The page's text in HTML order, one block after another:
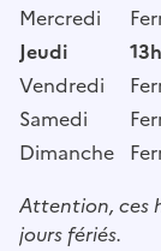
Mercredi
Jeudi
Vendredi
Samedi
Dimanche
Attention, ces
jours fériés.